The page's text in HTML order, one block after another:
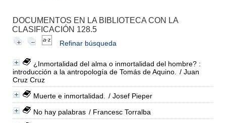
DOCUMENTOS EN LA BIBLIOTECA CON LA
CLASIFICACIÓN 128.5
Refinar búsqueda
¿Inmortalidad del alma o inmortalidad del hombre? :
introducción a la antropología de Tomás de Aquino.
/ Juan
Cruz Cruz
Muerte e inmortalidad.
/ Josef Pieper
No hay palabras / Francesc Torralba